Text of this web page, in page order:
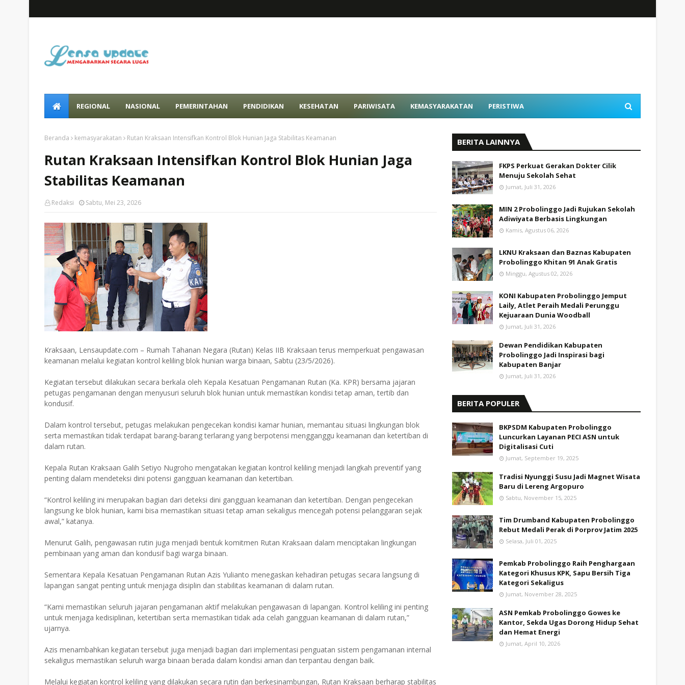
REGIONAL NASIONAL PEMERINTAHAN PENDIDIKAN KESEHATAN PARIWISATA KEMASYARAKATAN PERISTIWA
Beranda kemasyarakatan Rutan Kraksaan Intensifkan Kontrol Blok Hunian Jaga Stabilitas Keamanan
Rutan Kraksaan Intensifkan Kontrol Blok Hunian Jaga
Stabilitas Keamanan
Redaksi Sabtu, Mei 23, 2026
Kraksaan, Lensaupdate.com – Rumah Tahanan Negara (Rutan) Kelas IIB Kraksaan terus memperkuat pengawasan
keamanan melalui kegiatan kontrol keliling blok hunian warga binaan, Sabtu (23/5/2026).
Kegiatan tersebut dilakukan secara berkala oleh Kepala Kesatuan Pengamanan Rutan (Ka. KPR) bersama jajaran
petugas pengamanan dengan menyusuri seluruh blok hunian untuk memastikan kondisi tetap aman, tertib dan
kondusif.
Dalam kontrol tersebut, petugas melakukan pengecekan kondisi kamar hunian, memantau situasi lingkungan blok
serta memastikan tidak terdapat barang-barang terlarang yang berpotensi mengganggu keamanan dan ketertiban di
dalam rutan.
Kepala Rutan Kraksaan Galih Setiyo Nugroho mengatakan kegiatan kontrol keliling menjadi langkah preventif yang
penting dalam mendeteksi dini potensi gangguan keamanan dan ketertiban.
“Kontrol keliling ini merupakan bagian dari deteksi dini gangguan keamanan dan ketertiban. Dengan pengecekan
langsung ke blok hunian, kami bisa memastikan situasi tetap aman sekaligus mencegah potensi pelanggaran sejak
awal,” katanya.
Menurut Galih, pengawasan rutin juga menjadi bentuk komitmen Rutan Kraksaan dalam menciptakan lingkungan
pembinaan yang aman dan kondusif bagi warga binaan.
Sementara Kepala Kesatuan Pengamanan Rutan Azis Yulianto menegaskan kehadiran petugas secara langsung di
lapangan sangat penting untuk menjaga disiplin dan stabilitas keamanan di dalam rutan.
“Kami memastikan seluruh jajaran pengamanan aktif melakukan pengawasan di lapangan. Kontrol keliling ini penting
untuk menjaga kedisiplinan, ketertiban serta memastikan tidak ada celah gangguan keamanan di dalam rutan,”
ujarnya.
Azis menambahkan kegiatan tersebut juga menjadi bagian dari implementasi penguatan sistem pengamanan internal
sekaligus memastikan seluruh warga binaan berada dalam kondisi aman dan terpantau dengan baik.
Melalui kegiatan kontrol keliling yang dilakukan secara rutin dan berkesinambungan, Rutan Kraksaan berharap stabilitas
BERITA LAINNYA
FKPS Perkuat Gerakan Dokter Cilik
Menuju Sekolah Sehat
Jumat, Juli 31, 2026
MIN 2 Probolinggo Jadi Rujukan Sekolah
Adiwiyata Berbasis Lingkungan
Kamis, Agustus 06, 2026
LKNU Kraksaan dan Baznas Kabupaten
Probolinggo Khitan 91 Anak Gratis
Minggu, Agustus 02, 2026
KONI Kabupaten Probolinggo Jemput
Laily, Atlet Peraih Medali Perunggu
Kejuaraan Dunia Woodball
Jumat, Juli 31, 2026
Dewan Pendidikan Kabupaten
Probolinggo Jadi Inspirasi bagi
Kabupaten Banjar
Jumat, Juli 31, 2026
BERITA POPULER
BKPSDM Kabupaten Probolinggo
Luncurkan Layanan PECI ASN untuk
Digitalisasi Cuti
Jumat, September 19, 2025
Tradisi Nyunggi Susu Jadi Magnet Wisata
Baru di Lereng Argopuro
Sabtu, November 15, 2025
Tim Drumband Kabupaten Probolinggo
Rebut Medali Perak di Porprov Jatim 2025
Selasa, Juli 01, 2025
Pemkab Probolinggo Raih Penghargaan
Kategori Khusus KPK, Sapu Bersih Tiga
Kategori Sekaligus
Jumat, November 28, 2025
ASN Pemkab Probolinggo Gowes ke
Kantor, Sekda Ugas Dorong Hidup Sehat
dan Hemat Energi
Jumat, April 10, 2026